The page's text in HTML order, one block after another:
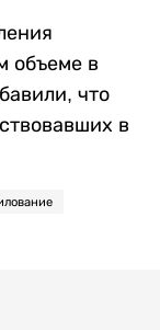
объеме в
что
в